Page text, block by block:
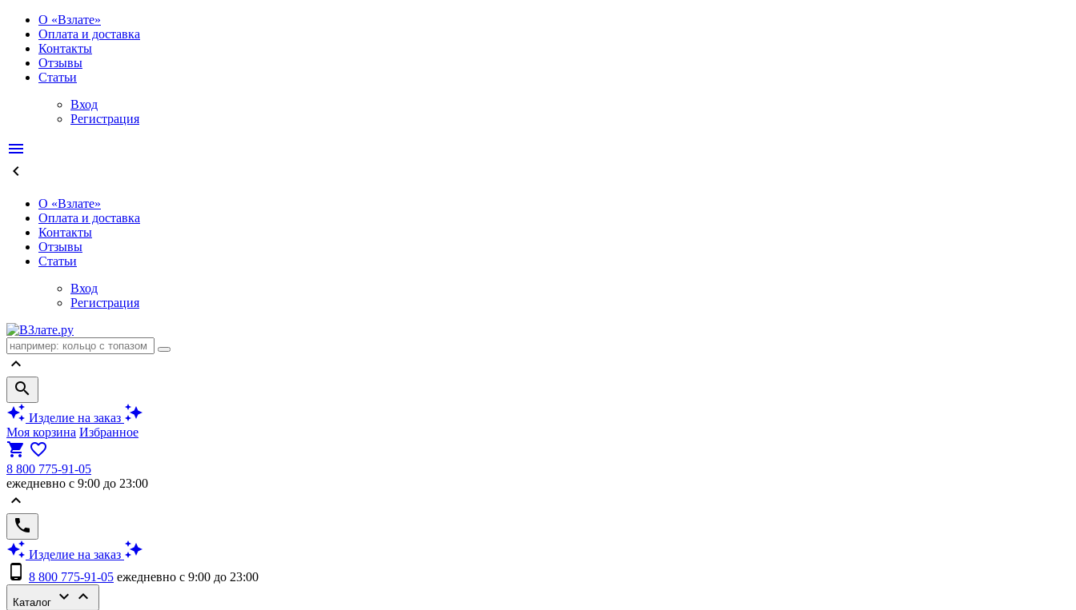
О «Взлате»
Оплата и доставка
Контакты
Отзывы
Статьи
Вход
Регистрация
menu
keyboard_arrow_left
О «Взлате»
Оплата и доставка
Контакты
Отзывы
Статьи
Вход
Регистрация
keyboard_arrow_up
search
auto_awesome Изделие на заказ auto_awesome
Моя корзина Избранное
shopping_cart favorite_border
8 800 775-91-05
ежедневно с 9:00 до 23:00
keyboard_arrow_up
phone
auto_awesome Изделие на заказ auto_awesome
phone_android 8 800 775-91-05 ежедневно с 9:00 до 23:00
Каталог keyboard_arrow_down keyboard_arrow_up